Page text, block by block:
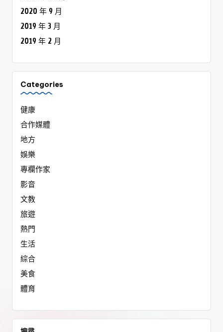
2020 年 9 月
2019 年 3 月
2019 年 2 月
Categories
健康
合作媒體
地方
娛樂
專欄作家
影音
文教
旅遊
熱門
生活
綜合
美食
體育